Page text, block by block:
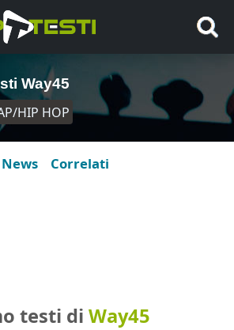
Way45
HIP HOP
News Correlati
testi di Way45